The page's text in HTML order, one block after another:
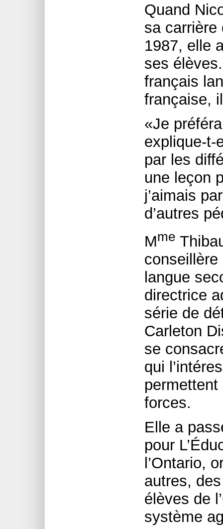
Quand
sa carrière
1987, elle
ses
français
française,
«Je
explique-t-
par les
une leçon
j’aimais
d’autres
Mme
langue
directrice
série de
Carleton
se
qui
permettent
forces.
Elle a
pour
l’Ontario,
autres,
élèves de
système